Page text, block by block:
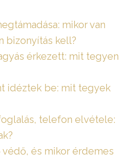
mikor van
bizonyítás kell?
érkezett: mit tegyen
idéztek be: mit tegyek
telefon elvétele:
és mikor érdemes